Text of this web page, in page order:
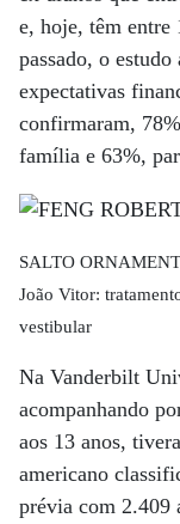
e, hoje, têm entre
passado, o
expectativas
confirmaram,
família e 63%,
SALTO
João Vitor:
vestibular
Na Vanderbilt
acompanhando
aos 13 anos,
americano
prévia com 2.409